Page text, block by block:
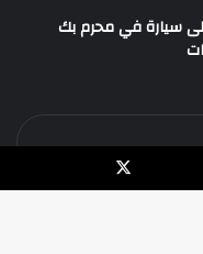
سيارة في محرم بك